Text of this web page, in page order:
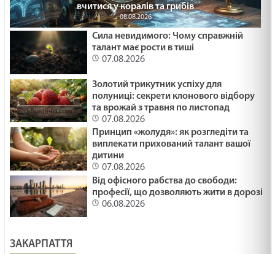
вчитися у коралів та грибів
08.08.2026
Сила невидимого: Чому справжній
талант має рости в тиші
07.08.2026
Золотий трикутник успіху для
полуниці: секрети клонового відбору
та врожай з травня по листопад
07.08.2026
Принцип «жолудя»: як розгледіти та
виплекати прихований талант вашої
дитини
07.08.2026
Від офісного рабства до свободи:
професії, що дозволяють жити в дорозі
06.08.2026
ЗАКАРПАТТЯ